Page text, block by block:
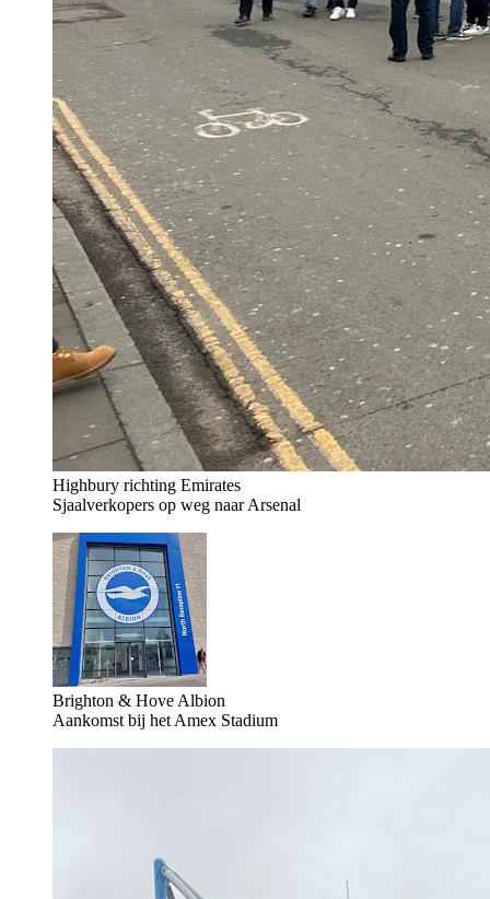
Highbury richting Emirates
Sjaalverkopers op weg naar Arsenal
Brighton & Hove Albion
Aankomst bij het Amex Stadium